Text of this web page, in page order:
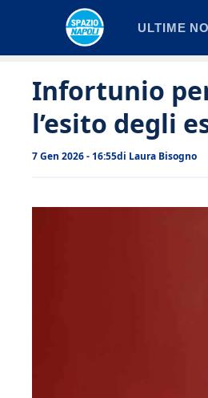
ULTIME
Infortunio
l’esito degli
7 Gen 2026 - 16:55di Laura Bisogno